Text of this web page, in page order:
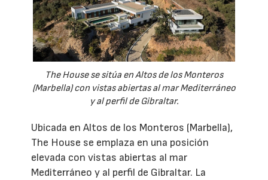
The House se sitúa en Altos de los Monteros
(Marbella) con vistas abiertas al mar Mediterráneo
y al perfil de Gibraltar.
Ubicada en Altos de los Monteros (Marbella),
The House se emplaza en una posición
elevada con vistas abiertas al mar
Mediterráneo y al perfil de Gibraltar. La